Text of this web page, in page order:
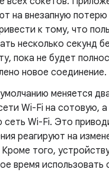
на внезапную потерю
к тому, что
несколько секунд
пока не будет
новое соединение.
меняется
Wi-Fi на сотовую,
сеть Wi-Fi. Это
реагируют на
того,
время использовать